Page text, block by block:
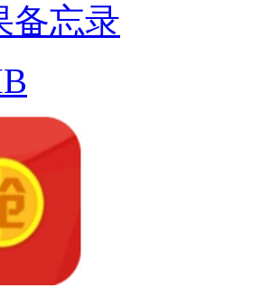
备忘录